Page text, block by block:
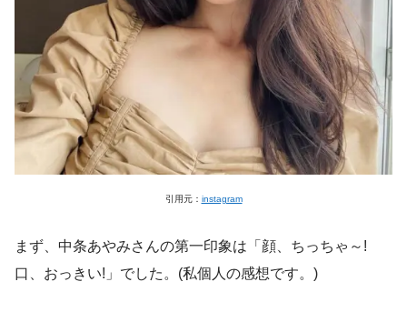
引用元： instagram
まず、中条あやみさんの第一印象は「顔、ちっちゃ～!
口、おっきい!」でした。(私個人の感想です。)